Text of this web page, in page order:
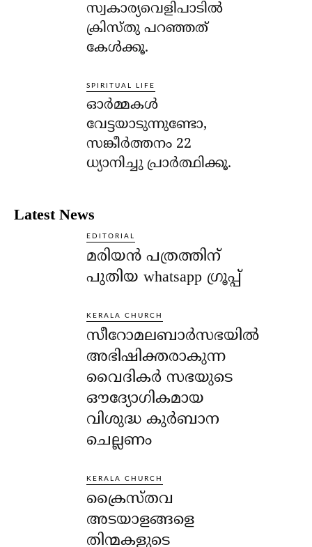
സ്വകാര്യവെളിപാടില്‍
ക്രിസ്തു പറഞ്ഞത്
കേള്‍ക്കൂ.
SPIRITUAL LIFE
ഓര്‍മ്മകള്‍
വേട്ടയാടുന്നുണ്ടോ,
സങ്കീര്‍ത്തനം 22
ധ്യാനിച്ചു പ്രാര്‍ത്ഥിക്കൂ.
Latest News
EDITORIAL
മരിയൻ പത്രത്തിന്
പുതിയ whatsapp ഗ്രൂപ്പ്
KERALA CHURCH
സീറോമലബാർസഭയിൽ
അഭിഷിക്തരാകുന്ന
വൈദികർ സഭയുടെ
ഔദ്യോഗികമായ
വിശുദ്ധ കുർബാന
ചെല്ലണം
KERALA CHURCH
ക്രൈസ്തവ
അടയാളങ്ങളെ
തിന്മകളുടെ